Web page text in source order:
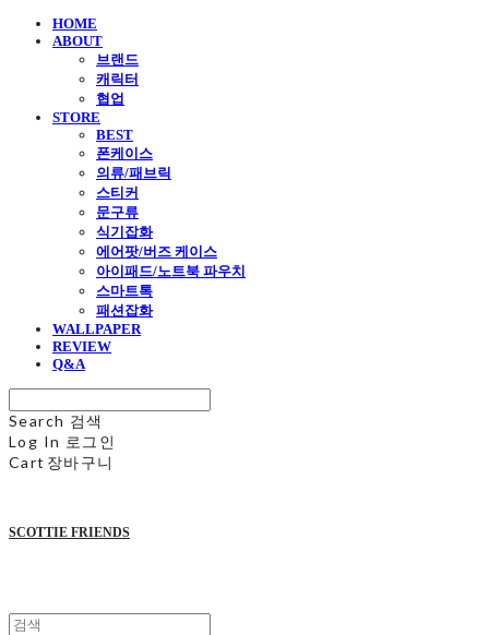
HOME
ABOUT
브랜드
캐릭터
협업
STORE
BEST
폰케이스
의류/패브릭
스티커
문구류
식기잡화
에어팟/버즈 케이스
아이패드/노트북 파우치
스마트톡
패션잡화
WALLPAPER
REVIEW
Q&A
Search 검색
Log In 로그인
Cart 장바구니
SCOTTIE FRIENDS